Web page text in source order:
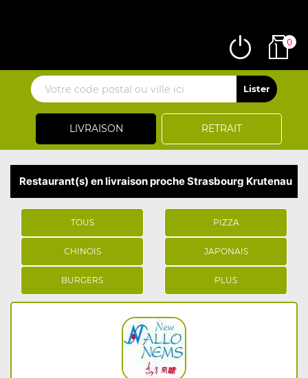
LIVRAISON RETRAIT
0
Restaurant(s) en livraison proche Strasbourg Krutenau
TOUS PIZZA
CHINOIS JAPONAIS
BURGERS PLUS